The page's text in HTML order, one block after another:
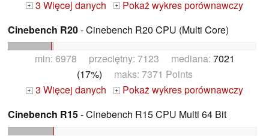
+ 3 Więcej danych +
Pokaż wykres porównawczy
Cinebench R20- Cinebench R20 CPU (Multi Core)
min: 6978 przeciętny: 7123 mediana: 7021
(17%) maks: 7371 Points
+ 3 Więcej danych +
Pokaż wykres porównawczy
Cinebench R15- Cinebench R15 CPU Multi 64 Bit